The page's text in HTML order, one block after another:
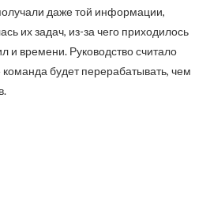
даже той информации,
их задач, из-за чего приходилось
и времени. Руководство считало
будет перерабатывать, чем